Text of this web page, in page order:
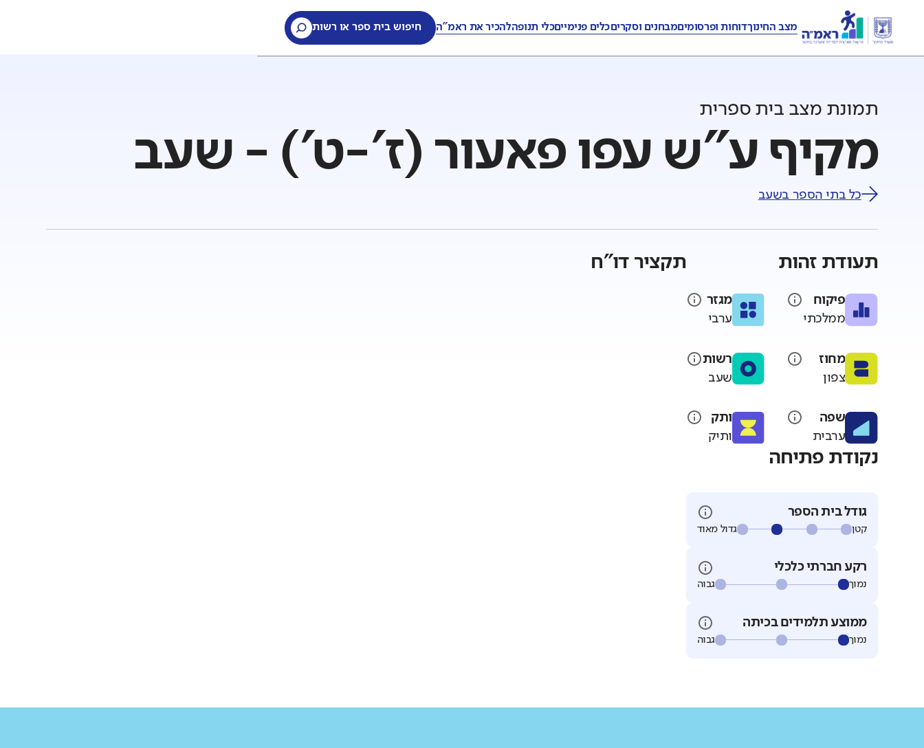
מצב החינוךדוחות ופרסומיםמבחנים וסקריםכלים פנימייםכלי תנופהלהכיר את ראמ"ה חיפוש בית ספר או רשות
תמונת מצב בית ספרית
מקיף ע"ש עפו פאעור (ז'-ט') - שעב
כל בתי הספר בשעב
תעודת זהות
פיקוח
ממלכתי
מגזר
ערבי
מחוז
צפון
רשות
שעב
שפה
ערבית
ותק
ותיק
נקודת פתיחה
גודל בית הספר
גדול מאוד קטן
רקע חברתי כלכלי
גבוה נמוך
ממוצע תלמידים בכיתה
גבוה נמוך
תקציר דו"ח